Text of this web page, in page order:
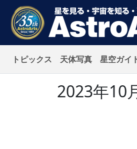
トピックス 天体写真 星空ガイ
2023年10